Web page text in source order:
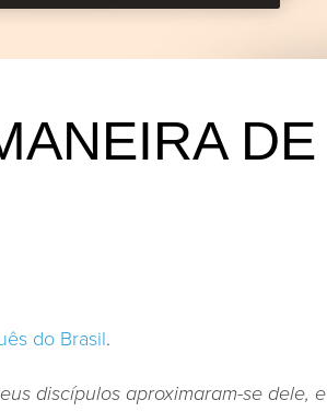
DE
do Brasil.
discípulos aproximaram-se dele, e